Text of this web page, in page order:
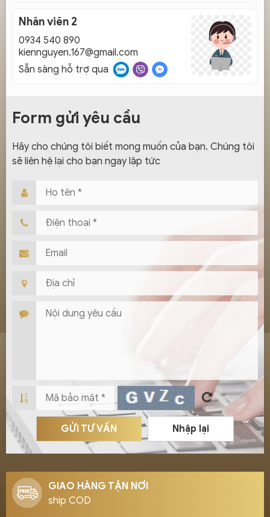
Nhân viên 2
0934 540 890
kiennguyen.167@gmail.com
Sẵn sàng hỗ trợ qua
Form gửi yêu cầu
Hãy cho chúng tôi biết mong muốn của bạn. Chúng tôi
sẽ liên hệ lại cho bạn ngay lập tức
GỬI TƯ VẤN Nhập lại
GIAO HÀNG TẬN NƠI
ship COD